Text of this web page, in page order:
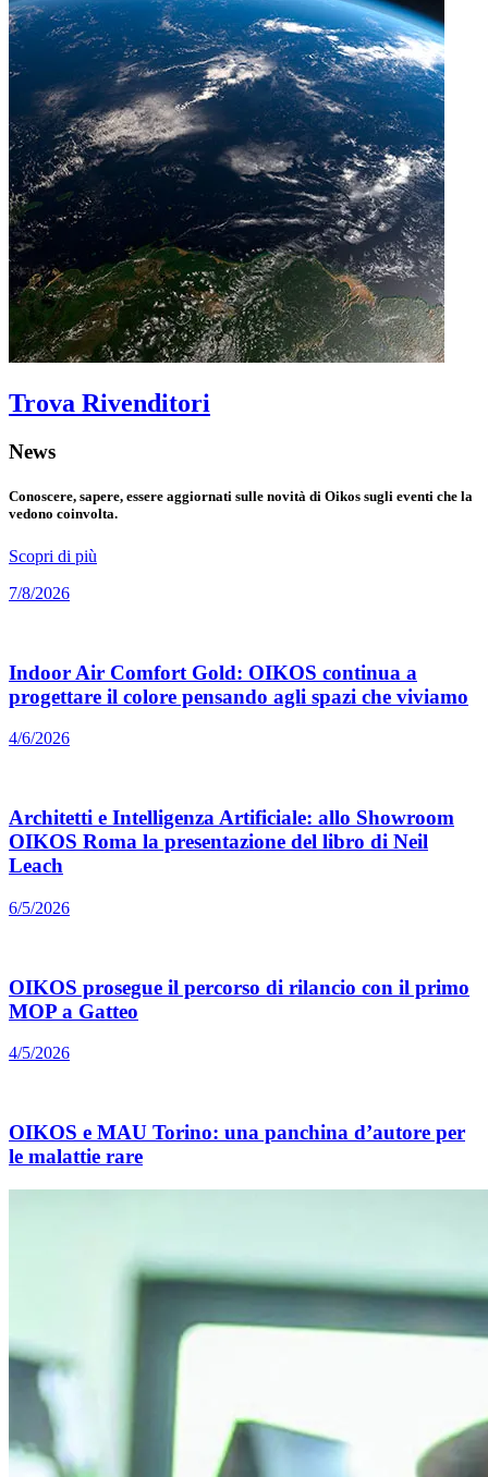
Trova Rivenditori
News
Conoscere, sapere, essere aggiornati sulle novità di Oikos sugli eventi che la
vedono coinvolta.
Scopri di più
7/8/2026
Indoor Air Comfort Gold: OIKOS continua a
progettare il colore pensando agli spazi che viviamo
4/6/2026
Architetti e Intelligenza Artificiale: allo Showroom
OIKOS Roma la presentazione del libro di Neil
Leach
6/5/2026
OIKOS prosegue il percorso di rilancio con il primo
MOP a Gatteo
4/5/2026
OIKOS e MAU Torino: una panchina d’autore per
le malattie rare